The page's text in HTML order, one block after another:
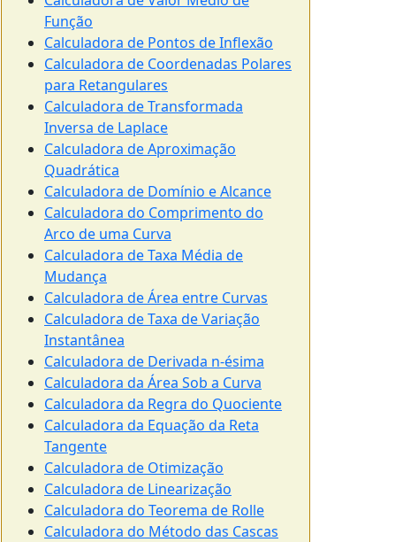
Função
Calculadora de Pontos de Inflexão
Calculadora de Coordenadas Polares
para Retangulares
Calculadora de Transformada
Inversa de Laplace
Calculadora de Aproximação
Quadrática
Calculadora de Domínio e Alcance
Calculadora do Comprimento do
Arco de uma Curva
Calculadora de Taxa Média de
Mudança
Calculadora de Área entre Curvas
Calculadora de Taxa de Variação
Instantânea
Calculadora de Derivada n-ésima
Calculadora da Área Sob a Curva
Calculadora da Regra do Quociente
Calculadora da Equação da Reta
Tangente
Calculadora de Otimização
Calculadora de Linearização
Calculadora do Teorema de Rolle
Calculadora do Método das Cascas